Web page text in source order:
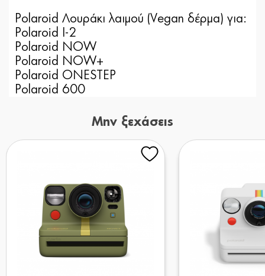
Polaroid Λουράκι λαιμού (Vegan δέρμα) για:
Polaroid I-2
Polaroid NOW
Polaroid NOW+
Polaroid ONESTEP
Polaroid 600
Μην ξεχάσεις